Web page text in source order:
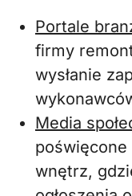
Portale
firmy
wysłanie
Media
wnętrz,